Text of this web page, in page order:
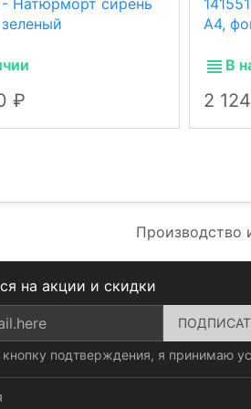
- Натюрморт сирень
А4,
В
2
Производство
на акции и скидки
подтверждения, я принимаю